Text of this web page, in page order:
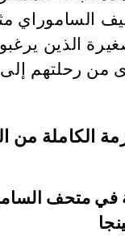
الساموراي
الذين
من رحلتهم إلى
الكاملة من
في متحف